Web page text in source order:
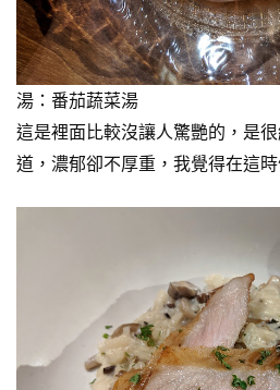
湯：番茄蔬菜湯
這是裡面比較沒讓人驚艷的，是
道，濃郁卻不厚重，我覺得在這